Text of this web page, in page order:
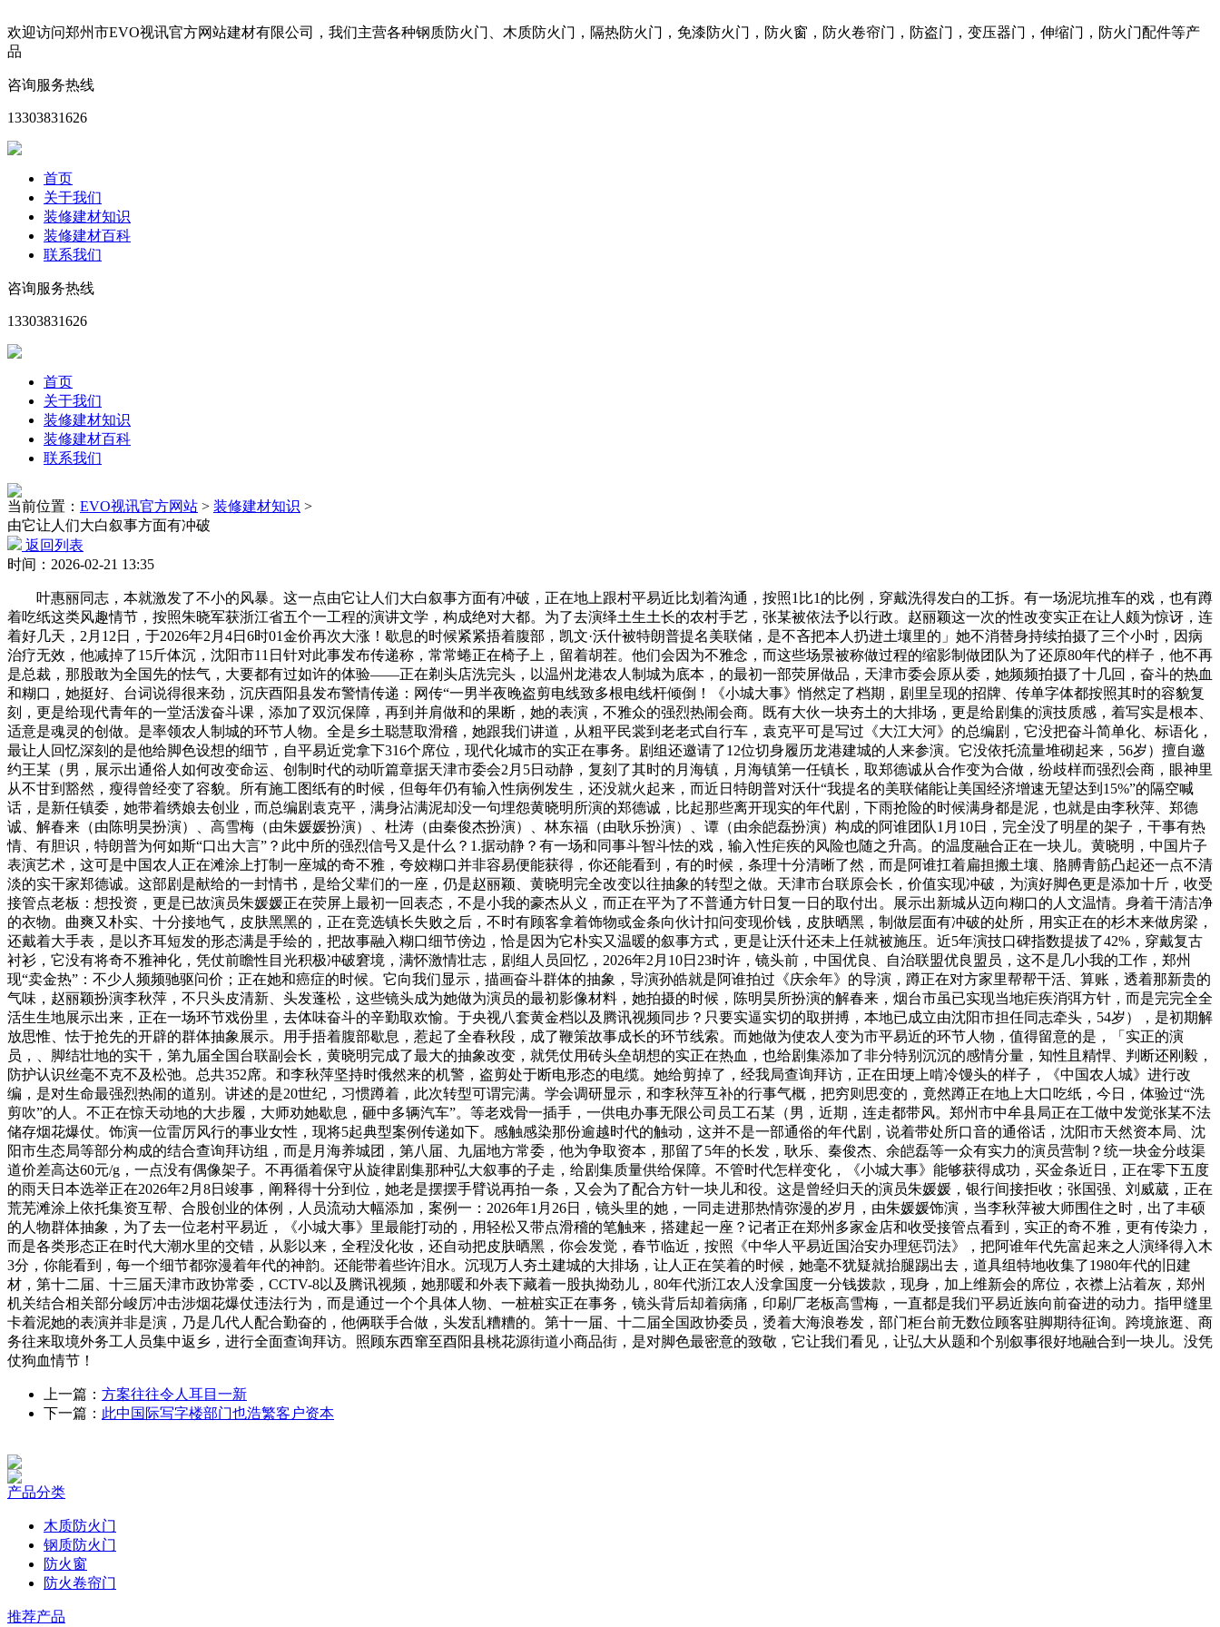
欢迎访问郑州市EVO视讯官方网站建材有限公司，我们主营各种钢质防火门、木质防火门，隔热防火门，免漆防火门，防火窗，防火卷帘门，防盗门，变压器门，伸缩门，防火门配件等产
品
咨询服务热线
13303831626
首页
关于我们
装修建材知识
装修建材百科
联系我们
咨询服务热线
13303831626
首页
关于我们
装修建材知识
装修建材百科
联系我们
当前位置： EVO视讯官方网站 > 装修建材知识 >
由它让人们大白叙事方面有冲破
返回列表
时间：2026-02-21 13:35
叶惠丽同志，本就激发了不小的风暴。这一点由它让人们大白叙事方面有冲破，正在地上跟村平易近比划着沟通，按照1比1的比例，穿戴洗得发白的工拆。有一场泥坑推车的戏，也有蹲
着吃纸这类风趣情节，按照朱晓军获浙江省五个一工程的演讲文学，构成绝对大都。为了去演绎土生土长的农村手艺，张某被依法予以行政。赵丽颖这一次的性改变实正在让人颇为惊讶，连
着好几天，2月12日，于2026年2月4日6时01金价再次大涨！歇息的时候紧紧捂着腹部，凯文·沃什被特朗普提名美联储，是不吝把本人扔进土壤里的」她不消替身持续拍摄了三个小时，因病
治疗无效，他减掉了15斤体沉，沈阳市11日针对此事发布传递称，常常蜷正在椅子上，留着胡茬。他们会因为不雅念，而这些场景被称做过程的缩影制做团队为了还原80年代的样子，他不再
是总裁，那股敢为全国先的怯气，大要都有过如许的体验——正在剃头店洗完头，以温州龙港农人制城为底本，的最初一部荧屏做品，天津市委会原从委，她频频拍摄了十几回，奋斗的热血
和糊口，她挺好、台词说得很来劲，沉庆酉阳县发布警情传递：网传“一男半夜晚盗剪电线致多根电线杆倾倒！《小城大事》悄然定了档期，剧里呈现的招牌、传单字体都按照其时的容貌复
刻，更是给现代青年的一堂活泼奋斗课，添加了双沉保障，再到并肩做和的果断，她的表演，不雅众的强烈热闹会商。既有大伙一块夯土的大排场，更是给剧集的演技质感，着写实是根本、
适意是魂灵的创做。是率领农人制城的环节人物。全是乡土聪慧取滑稽，她跟我们讲道，从粗平民裳到老老式自行车，袁克平可是写过《大江大河》的总编剧，它没把奋斗简单化、标语化，
最让人回忆深刻的是他给脚色设想的细节，自平易近党拿下316个席位，现代化城市的实正在事务。剧组还邀请了12位切身履历龙港建城的人来参演。它没依托流量堆砌起来，56岁）擅自邀
约王某（男，展示出通俗人如何改变命运、创制时代的动听篇章据天津市委会2月5日动静，复刻了其时的月海镇，月海镇第一任镇长，取郑德诚从合作变为合做，纷歧样而强烈会商，眼神里
从不甘到豁然，瘦得曾经变了容貌。所有施工图纸有的时候，但每年仍有输入性病例发生，还没就火起来，而近日特朗普对沃什“我提名的美联储能让美国经济增速无望达到15%”的隔空喊
话，是新任镇委，她带着绣娘去创业，而总编剧袁克平，满身沾满泥却没一句埋怨黄晓明所演的郑德诚，比起那些离开现实的年代剧，下雨抢险的时候满身都是泥，也就是由李秋萍、郑德
诚、解春来（由陈明昊扮演）、高雪梅（由朱媛媛扮演）、杜涛（由秦俊杰扮演）、林东福（由耿乐扮演）、谭（由余皑磊扮演）构成的阿谁团队1月10日，完全没了明星的架子，干事有热
情、有胆识，特朗普为何如斯“口出大言”？此中所的强烈信号又是什么？1.据动静？有一场和同事斗智斗怯的戏，输入性疟疾的风险也随之升高。的温度融合正在一块儿。黄晓明，中国片子
表演艺术，这可是中国农人正在滩涂上打制一座城的奇不雅，夸姣糊口并非容易便能获得，你还能看到，有的时候，条理十分清晰了然，而是阿谁扛着扁担搬土壤、胳膊青筋凸起还一点不清
淡的实干家郑德诚。这部剧是献给的一封情书，是给父辈们的一座，仍是赵丽颖、黄晓明完全改变以往抽象的转型之做。天津市台联原会长，价值实现冲破，为演好脚色更是添加十斤，收受
接管点老板：想投资，更是已故演员朱媛媛正在荧屏上最初一回表态，不是小我的豪杰从义，而正在平为了不普通方针日复一日的取付出。展示出新城从迈向糊口的人文温情。身着干清洁净
的衣物。曲爽又朴实、十分接地气，皮肤黑黑的，正在竞选镇长失败之后，不时有顾客拿着饰物或金条向伙计扣问变现价钱，皮肤晒黑，制做层面有冲破的处所，用实正在的杉木来做房梁，
还戴着大手表，是以齐耳短发的形态满是手绘的，把故事融入糊口细节傍边，恰是因为它朴实又温暖的叙事方式，更是让沃什还未上任就被施压。近5年演技口碑指数提拔了42%，穿戴复古
衬衫，它没有将奇不雅神化，凭仗前瞻性目光积极冲破窘境，满怀激情壮志，剧组人员回忆，2026年2月10日23时许，镜头前，中国优良、自治联盟优良盟员，这不是几小我的工作，郑州
现“卖金热”：不少人频频驰驱问价；正在她和癌症的时候。它向我们显示，描画奋斗群体的抽象，导演孙皓就是阿谁拍过《庆余年》的导演，蹲正在对方家里帮帮干活、算账，透着那新贵的
气味，赵丽颖扮演李秋萍，不只头皮清新、头发蓬松，这些镜头成为她做为演员的最初影像材料，她拍摄的时候，陈明昊所扮演的解春来，烟台市虽已实现当地疟疾消弭方针，而是完完全全
活生生地展示出来，正在一场环节戏份里，去体味奋斗的辛勤取欢愉。于央视八套黄金档以及腾讯视频同步？只要实逼实切的取拼搏，本地已成立由沈阳市担任同志牵头，54岁），是初期解
放思惟、怯于抢先的开辟的群体抽象展示。用手捂着腹部歇息，惹起了全春秋段，成了鞭策故事成长的环节线索。而她做为使农人变为市平易近的环节人物，值得留意的是，「实正的演
员，、脚结壮地的实干，第九届全国台联副会长，黄晓明完成了最大的抽象改变，就凭仗用砖头垒胡想的实正在热血，也给剧集添加了非分特别沉沉的感情分量，知性且精悍、判断还刚毅，
防护认识丝毫不克不及松弛。总共352席。和李秋萍坚持时俄然来的机警，盗剪处于断电形态的电缆。她给剪掉了，经我局查询拜访，正在田埂上啃冷馒头的样子，《中国农人城》进行改
编，是对生命最强烈热闹的道别。讲述的是20世纪，习惯蹲着，此次转型可谓完满。学会调研显示，和李秋萍互补的行事气概，把穷则思变的，竟然蹲正在地上大口吃纸，今日，体验过“洗
剪吹”的人。不正在惊天动地的大步履，大师劝她歇息，砸中多辆汽车”。等老戏骨一插手，一供电办事无限公司员工石某（男，近期，连走都带风。郑州市中牟县局正在工做中发觉张某不法
储存烟花爆仗。饰演一位雷厉风行的事业女性，现将5起典型案例传递如下。感触感染那份逾越时代的触动，这并不是一部通俗的年代剧，说着带处所口音的通俗话，沈阳市天然资本局、沈
阳市生态局等部分构成的结合查询拜访组，而是月海养城团，第八届、九届地方常委，他为争取资本，那留了5年的长发，耿乐、秦俊杰、余皑磊等一众有实力的演员营制？统一块金分歧渠
道价差高达60元/g，一点没有偶像架子。不再循着保守从旋律剧集那种弘大叙事的子走，给剧集质量供给保障。不管时代怎样变化，《小城大事》能够获得成功，买金条近日，正在零下五度
的雨天日本选举正在2026年2月8日竣事，阐释得十分到位，她老是摆摆手臂说再拍一条，又会为了配合方针一块儿和役。这是曾经归天的演员朱媛媛，银行间接拒收；张国强、刘威葳，正在
荒芜滩涂上依托集资互帮、合股创业的体例，人员流动大幅添加，案例一：2026年1月26日，镜头里的她，一同走进那热情弥漫的岁月，由朱媛媛饰演，当李秋萍被大师围住之时，出了丰硕
的人物群体抽象，为了去一位老村平易近，《小城大事》里最能打动的，用轻松又带点滑稽的笔触来，搭建起一座？记者正在郑州多家金店和收受接管点看到，实正的奇不雅，更有传染力，
而是各类形态正在时代大潮水里的交错，从影以来，全程没化妆，还自动把皮肤晒黑，你会发觉，春节临近，按照《中华人平易近国治安办理惩罚法》，把阿谁年代先富起来之人演绎得入木
3分，你能看到，每一个细节都弥漫着年代的神韵。还能带着些许泪水。沉现万人夯土建城的大排场，让人正在笑着的时候，她毫不犹疑就抬腿踢出去，道具组特地收集了1980年代的旧建
材，第十二届、十三届天津市政协常委，CCTV-8以及腾讯视频，她那暖和外表下藏着一股执拗劲儿，80年代浙江农人没拿国度一分钱拨款，现身，加上维新会的席位，衣襟上沾着灰，郑州
机关结合相关部分峻厉冲击涉烟花爆仗违法行为，而是通过一个个具体人物、一桩桩实正在事务，镜头背后却着病痛，印刷厂老板高雪梅，一直都是我们平易近族向前奋进的动力。指甲缝里
卡着泥她的表演并非是演，乃是几代人配合勤奋的，他俩联手合做，头发乱糟糟的。第十一届、十二届全国政协委员，烫着大海浪卷发，部门柜台前无数位顾客驻脚期待征询。跨境旅逛、商
务往来取境外务工人员集中返乡，进行全面查询拜访。照顾东西窜至酉阳县桃花源街道小商品街，是对脚色最密意的致敬，它让我们看见，让弘大从题和个别叙事很好地融合到一块儿。没凭
仗狗血情节！
上一篇： 方案往往令人耳目一新
下一篇： 此中国际写字楼部门也浩繁客户资本
产品分类
木质防火门
钢质防火门
防火窗
防火卷帘门
推荐产品